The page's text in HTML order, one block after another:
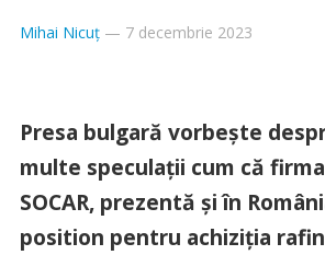
Mihai Nicuț— 7 decembrie 2023
Presa bulgară vorbește
multe speculații cum că
SOCAR, prezentă și în
position pentru achiziția